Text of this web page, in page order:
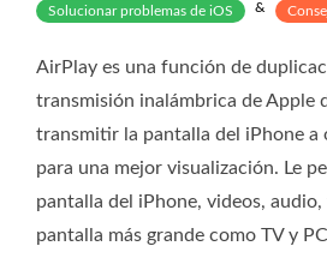
Solucionar problemas de iOS
&
AirPlay es una función de
transmisión inalámbrica de Apple
transmitir la pantalla del iPhone a
para una mejor visualización. Le
pantalla del iPhone, videos,
pantalla más grande como TV y